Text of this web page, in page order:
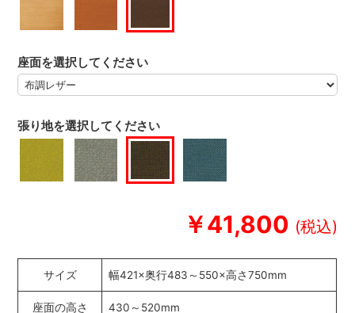
￥41,800
座面を選択してください
張り地を選択してください
サイズ 幅421×奥行483～550×高さ750mm
座面の高さ 430～520mm